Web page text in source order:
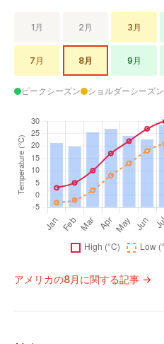
1月 2月 3月
7月 8月 9月
ピークシーズン ショルダーシーズン
アメリカの8月に関する記事 →